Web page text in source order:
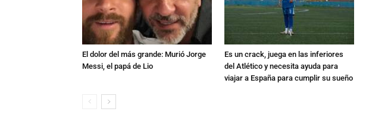
El dolor del más grande: Murió Jorge
Messi, el papá de Lio
Es un crack, juega en las inferiores
del Atlético y necesita ayuda para
viajar a España para cumplir su sueño